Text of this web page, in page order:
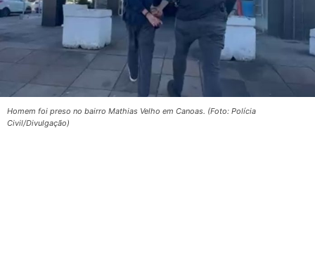
Homem foi preso no bairro Mathias Velho em Canoas. (Foto: Polícia
Civil/Divulgação)